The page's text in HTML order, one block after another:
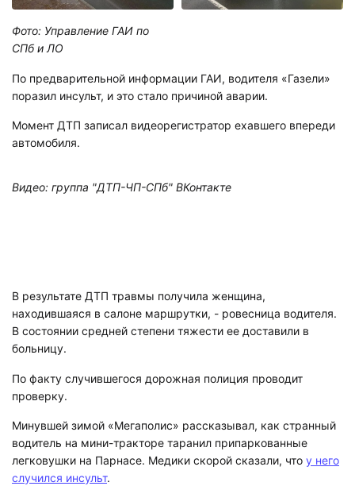
Фото: Управление ГАИ по
СПб и ЛО
По предварительной информации ГАИ, водителя «Газели»
поразил инсульт, и это стало причиной аварии.
Момент ДТП записал видеорегистратор ехавшего впереди
автомобиля.
Видео: группа "ДТП-ЧП-СПб" ВКонтакте
В результате ДТП травмы получила женщина,
находившаяся в салоне маршрутки, - ровесница водителя.
В состоянии средней степени тяжести ее доставили в
больницу.
По факту случившегося дорожная полиция проводит
проверку.
Минувшей зимой «Мегаполис» рассказывал, как странный
водитель на мини-тракторе таранил припаркованные
легковушки на Парнасе. Медики скорой сказали, что у него
случился инсульт.